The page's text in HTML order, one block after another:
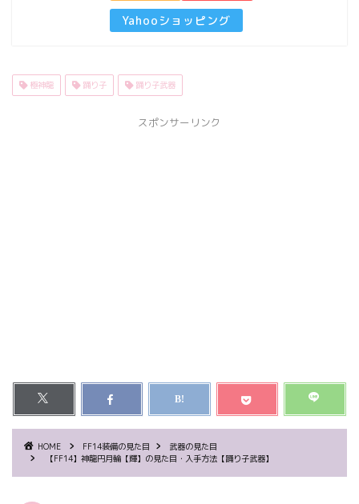
Yahooショッピング
極神龍 踊り子 踊り子武器
スポンサーリンク
HOME FF14装備の見た目
武器の見た目
【FF14】神龍円月輪【輝】の見た目・入手方法【踊り子武器】